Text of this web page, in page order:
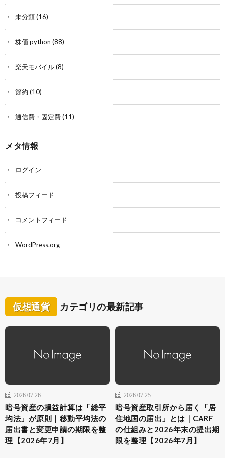
未分類(16)
株価 python (88)
楽天モバイル(8)
節約 (10)
通信費・固定費(11)
メタ情報
ログイン
投稿フィード
コメントフィード
WordPress.org
仮想通貨 カテゴリの最新記事
2026.07.26
暗号資産の損益計算は「総平
均法」が原則｜移動平均法の
届出書と変更申請の期限を整
理【2026年7月】
2026.07.25
暗号資産取引所から届く「居
住地国の届出」とは｜CARF
の仕組みと2026年末の提出期
限を整理【2026年7月】